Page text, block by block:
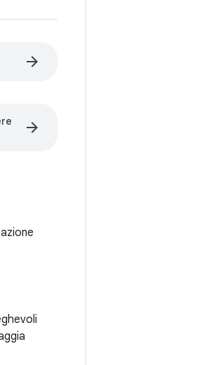
arrow_forward
arrow_forward